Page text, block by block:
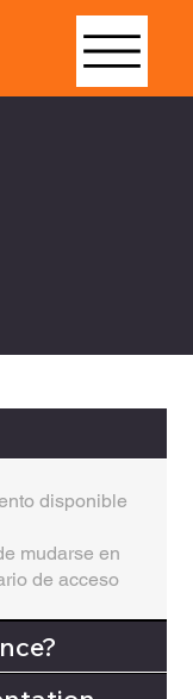
disponible
mudarse en
de acceso